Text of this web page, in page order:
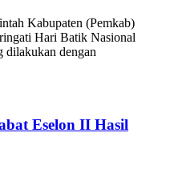
Kabupaten (Pemkab)
Hari Batik Nasional
dilakukan dengan
Eselon II Hasil